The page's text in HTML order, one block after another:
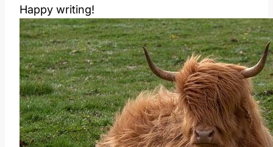
Happy writing!